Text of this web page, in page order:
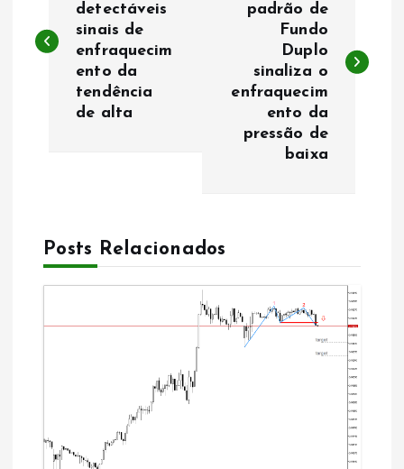
v
ã
a
detectáveis
sinais de
enfraquecim
ento da
tendência
de alta
padrão de
Fundo
Duplo
sinaliza o
enfraquecim
ento da
pressão de
baixa
Posts Relacionados